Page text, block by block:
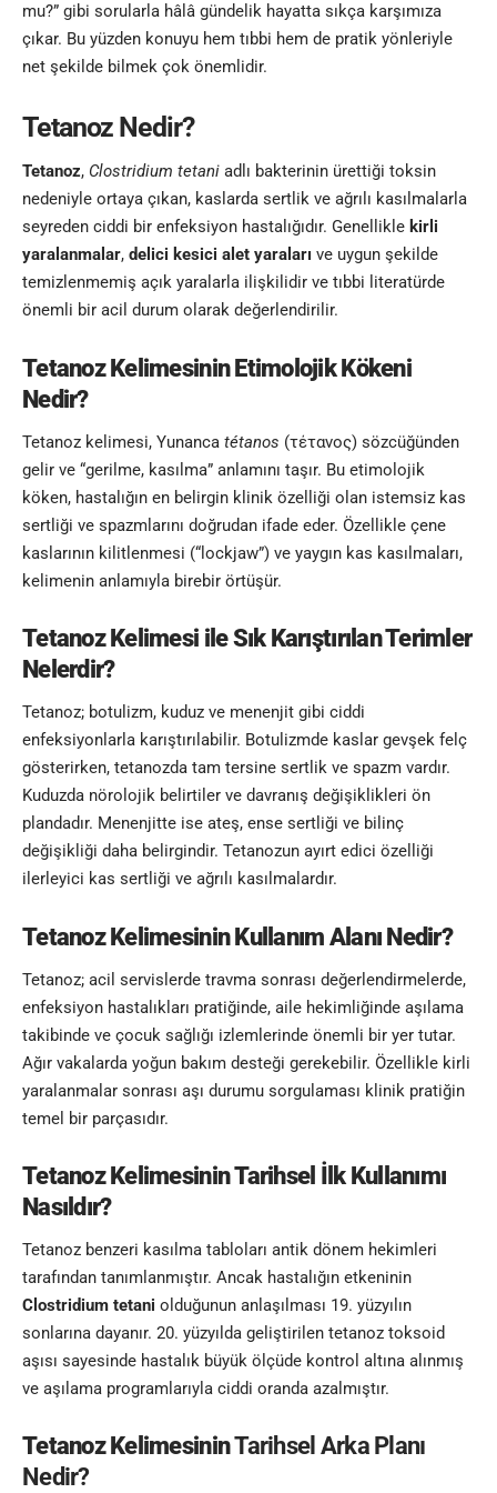
mu?” gibi sorularla hâlâ gündelik hayatta sıkça karşımıza
çıkar. Bu yüzden konuyu hem tıbbi hem de pratik yönleriyle
net şekilde bilmek çok önemlidir.
Tetanoz Nedir?
Tetanoz, Clostridium tetani adlı bakterinin ürettiği toksin
nedeniyle ortaya çıkan, kaslarda sertlik ve ağrılı kasılmalarla
seyreden ciddi bir enfeksiyon hastalığıdır. Genellikle kirli
yaralanmalar, delici kesici alet yaraları ve uygun şekilde
temizlenmemiş açık yaralarla ilişkilidir ve tıbbi literatürde
önemli bir acil durum olarak değerlendirilir.
Tetanoz Kelimesinin Etimolojik Kökeni
Nedir?
Tetanoz kelimesi, Yunanca tétanos (τέτανος) sözcüğünden
gelir ve “gerilme, kasılma” anlamını taşır. Bu etimolojik
köken, hastalığın en belirgin klinik özelliği olan istemsiz kas
sertliği ve spazmlarını doğrudan ifade eder. Özellikle çene
kaslarının kilitlenmesi (“lockjaw”) ve yaygın kas kasılmaları,
kelimenin anlamıyla birebir örtüşür.
Tetanoz Kelimesi ile Sık Karıştırılan Terimler
Nelerdir?
Tetanoz; botulizm, kuduz ve menenjit gibi ciddi
enfeksiyonlarla karıştırılabilir. Botulizmde kaslar gevşek felç
gösterirken, tetanozda tam tersine sertlik ve spazm vardır.
Kuduzda nörolojik belirtiler ve davranış değişiklikleri ön
plandadır. Menenjitte ise ateş, ense sertliği ve bilinç
değişikliği daha belirgindir. Tetanozun ayırt edici özelliği
ilerleyici kas sertliği ve ağrılı kasılmalardır.
Tetanoz KelimesininKullanım Alanı Nedir?
Tetanoz; acil servislerde travma sonrası değerlendirmelerde,
enfeksiyon hastalıkları pratiğinde, aile hekimliğinde aşılama
takibinde ve çocuk sağlığı izlemlerinde önemli bir yer tutar.
Ağır vakalarda yoğun bakım desteği gerekebilir. Özellikle kirli
yaralanmalar sonrası aşı durumu sorgulaması klinik pratiğin
temel bir parçasıdır.
Tetanoz KelimesininTarihsel İlk Kullanımı
Nasıldır?
Tetanoz benzeri kasılma tabloları antik dönem hekimleri
tarafından tanımlanmıştır. Ancak hastalığın etkeninin
Clostridium tetani olduğunun anlaşılması 19. yüzyılın
sonlarına dayanır. 20. yüzyılda geliştirilen tetanoz toksoid
aşısı sayesinde hastalık büyük ölçüde kontrol altına alınmış
ve aşılama programlarıyla ciddi oranda azalmıştır.
Tetanoz KelimesininTarihsel Arka Planı
Nedir?